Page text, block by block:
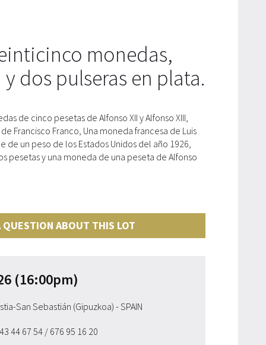
monedas,
dos pulseras en plata.
de cinco pesetas de Alfonso XII y Alfonso XIII,
Francisco Franco, Una moneda francesa de Luis
de un peso de los Estados Unidos del año 1926,
pesetas y una moneda de una peseta de Alfonso
ABOUT THIS LOT
(16:00pm)
San Sebastián (Gipuzkoa) - SPAIN
44 67 54 / 676 95 16 20